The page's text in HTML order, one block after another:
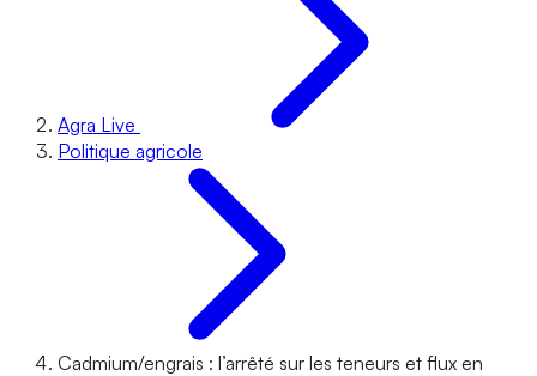
Agra Live
Politique agricole
Cadmium/engrais : l’arrêté sur les teneurs et flux en